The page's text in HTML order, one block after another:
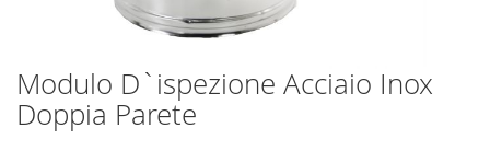
Modulo D`ispezione Acciaio Inox
Doppia Parete
Vai
all'inizio
della